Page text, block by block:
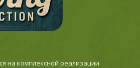
на комплексной реализации